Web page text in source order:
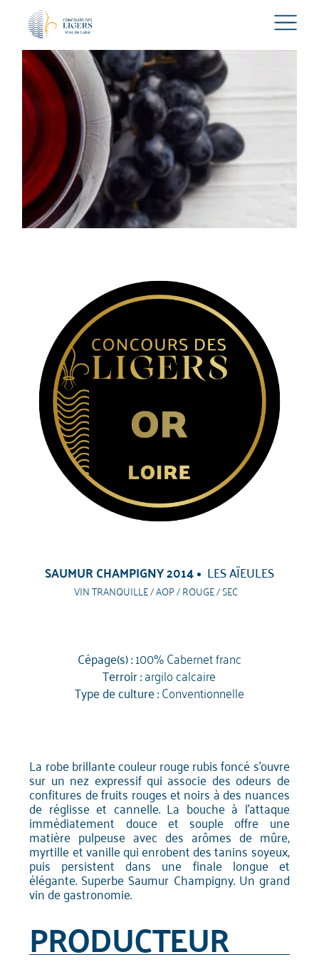
SAUMUR CHAMPIGNY 2014 LES AÏEULES
VIN TRANQUILLE / AOP / ROUGE / SEC
Cépage(s) :100% Cabernet franc
Terroir :argilo calcaire
Type de culture :Conventionnelle
La robe brillante couleur rouge rubis foncé s'ouvre
sur un nez expressif qui associe des odeurs de
confitures de fruits rouges et noirs à des nuances
de réglisse et cannelle. La bouche à l'attaque
immédiatement douce et souple offre une
matière pulpeuse avec des arômes de mûre,
myrtille et vanille qui enrobent des tanins soyeux,
puis persistent dans une finale longue et
élégante. Superbe Saumur Champigny. Un grand
vin de gastronomie.
PRODUCTEUR